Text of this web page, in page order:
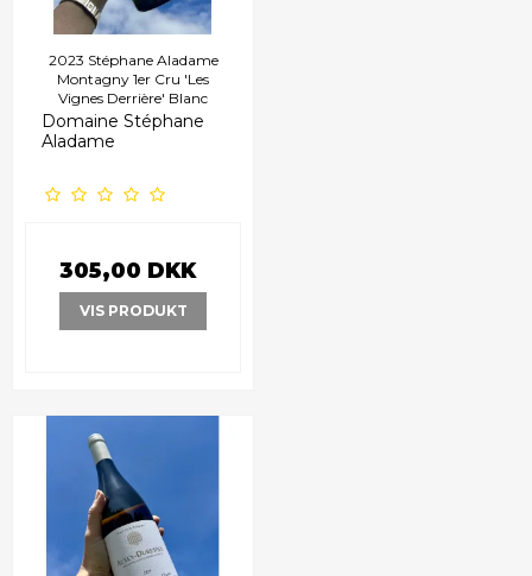
2023 Stéphane Aladame
Montagny 1er Cru 'Les
Vignes Derrière' Blanc
Domaine Stéphane
Aladame
305,00 DKK
VIS PRODUKT